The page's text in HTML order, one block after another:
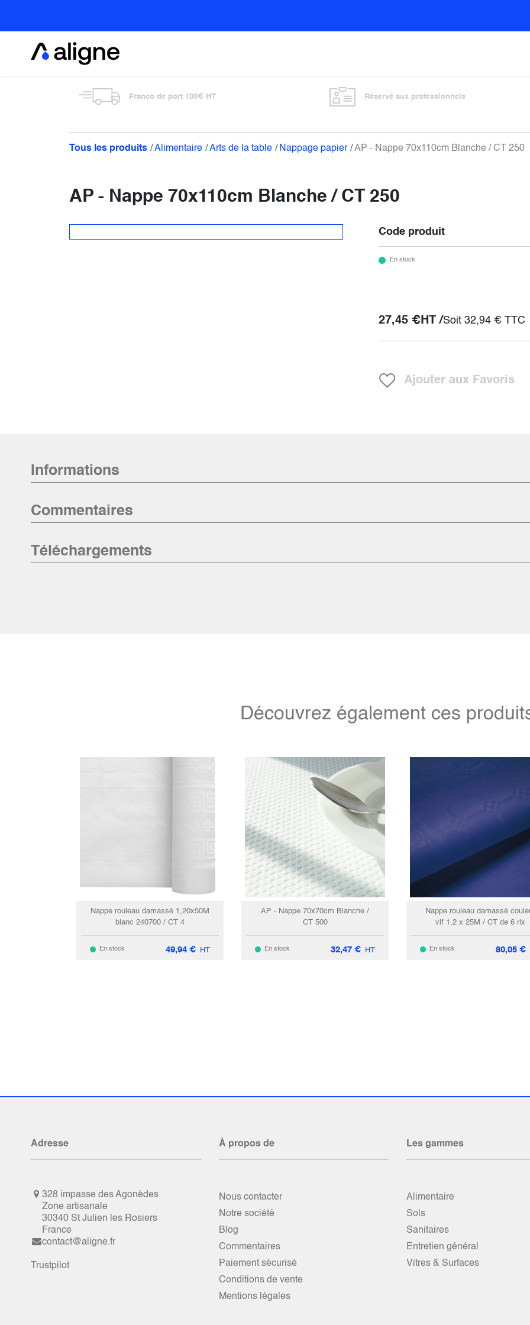
Franco de port 100€ HT Réservé aux professionnels
Tous les produits Alimentaire Arts de la table Nappage papier AP - Nappe 70x110cm Blanche / CT 250
AP - Nappe 70x110cm Blanche / CT 250
Code produit
En stock
27,45€ HT /Soit 32,94€TTC
Ajouter aux Favoris
Informations
Commentaires
Téléchargements
Découvrez également ces
Nappe rouleau damassé 1,20x50M
blanc 240700 / CT 4
En stock 49,94 € HT
AP - Nappe 70x70cm Blanche /
CT 500
En stock 32,47 € HT
Nappe rouleau damassé
vif 1,2 x 25M / CT de 6 rlx
En stock 80,05 €
Adresse
328 impasse des Agonèdes
Zone artisanale
30340 St Julien les Rosiers
France
contact@aligne.fr
Trustpilot
À propos de
Nous contacter
Notre société
Blog
Commentaires
Paiement sécurisé
Conditions de vente
Mentions légales
Les gammes
Alimentaire
Sols
Sanitaires
Entretien général
Vitres & Surfaces